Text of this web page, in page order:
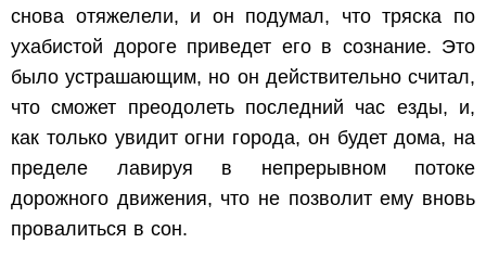
снова отяжелели, и он подумал, что тряска по
ухабистой дороге приведет его в сознание. Это
было устрашающим, но он действительно считал,
что сможет преодолеть последний час езды, и,
как только увидит огни города, он будет дома, на
пределе лавируя в непрерывном потоке
дорожного движения, что не позволит ему вновь
провалиться в сон.